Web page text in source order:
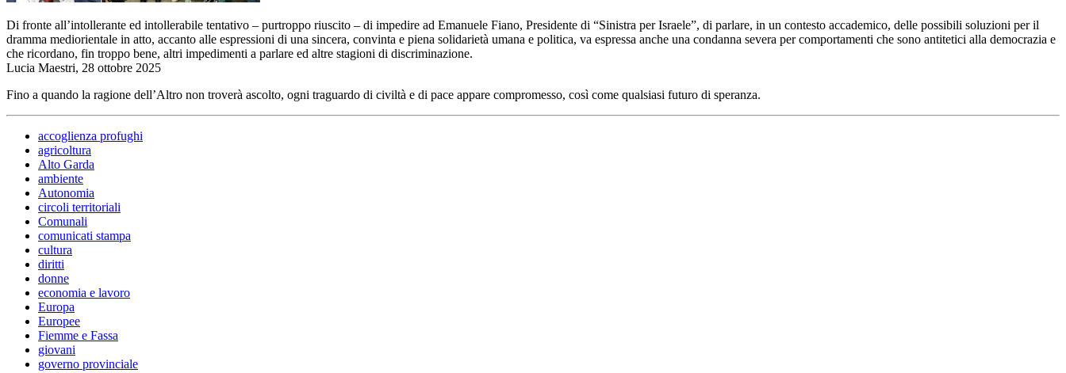
Di fronte all’intollerante ed intollerabile tentativo – purtroppo riuscito – di impedire ad Emanuele Fiano, Presidente di “Sinistra per Israele”, di parlare, in un contesto accademico, delle possibili soluzioni per il
dramma mediorientale in atto, accanto alle espressioni di una sincera, convinta e piena solidarietà umana e politica, va espressa anche una condanna severa per comportamenti che sono antitetici alla democrazia e
che ricordano, fin troppo bene, altri impedimenti a parlare ed altre stagioni di discriminazione.
Lucia Maestri, 28 ottobre 2025
Fino a quando la ragione dell’Altro non troverà ascolto, ogni traguardo di civiltà e di pace appare compromesso, così come qualsiasi futuro di speranza.
accoglienza profughi
agricoltura
Alto Garda
ambiente
Autonomia
circoli territoriali
Comunali
comunicati stampa
cultura
diritti
donne
economia e lavoro
Europa
Europee
Fiemme e Fassa
giovani
governo provinciale